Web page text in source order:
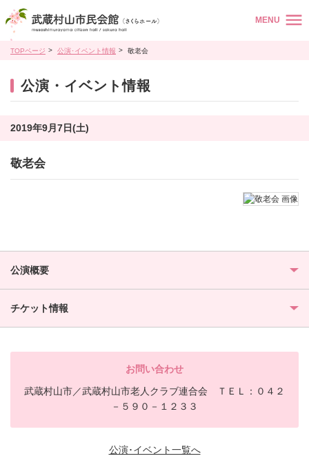
MENU
TOPページ 公演･イベント情報 敬老会
公演・イベント情報
2019年9月7日(土)
敬老会
公演概要
チケット情報
お問い合わせ
武蔵村山市／武蔵村山市老人クラブ連合会 ＴＥＬ：０４２
－５９０－１２３３
公演･イベント一覧へ